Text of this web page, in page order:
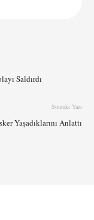
Saldırdı
Sonraki Yazı
Yaşadıklarını Anlattı